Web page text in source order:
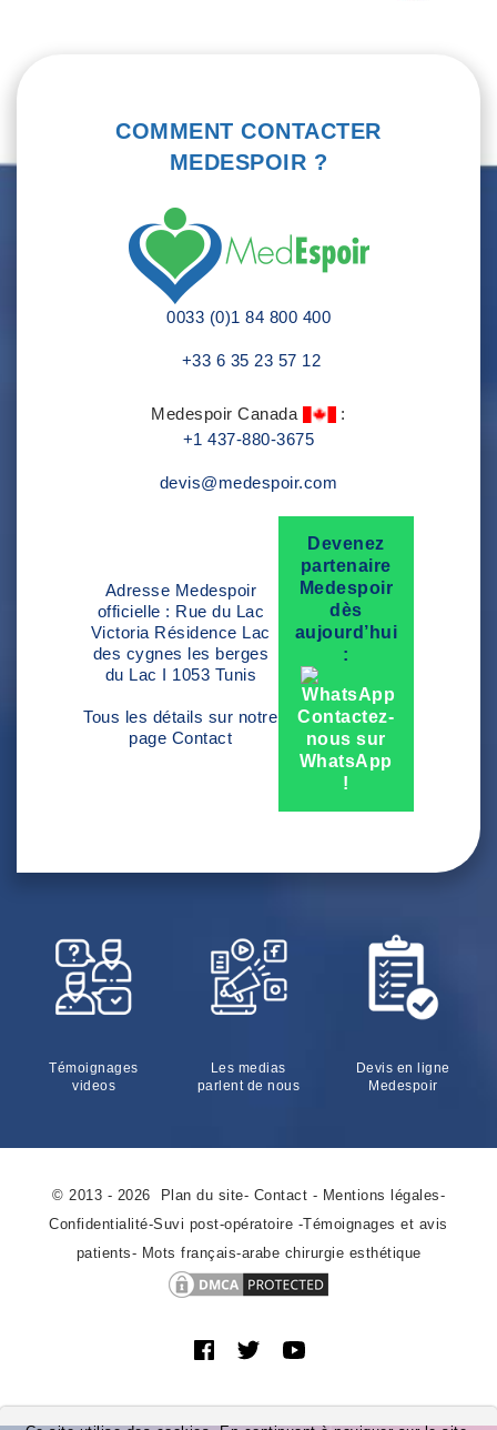
COMMENT CONTACTER
MEDESPOIR ?
0033 (0)1 84 800 400
+33 6 35 23 57 12
Medespoir Canada
:
+1 437-880-3675
devis@medespoir.com
Adresse Medespoir
officielle : Rue du Lac
Victoria Résidence Lac
des cygnes les berges
du Lac I 1053 Tunis
Tous les détails sur notre
page Contact
Devenez
partenaire
Medespoir
dès
aujourd’hui
:
Contactez-
nous sur
WhatsApp
!
Témoignages
videos
Les medias
parlent de nous
Devis en ligne
Medespoir
© 2013 - 2026 Plan du site- Contact - Mentions légales-
Confidentialité-Suvi post-opératoire -Témoignages et avis
patients- Mots français-arabe chirurgie esthétique